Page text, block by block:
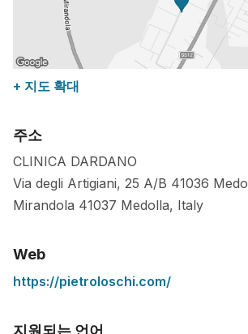
+ 지도 확대
주소
CLINICA DARDANO
Via degli Artigiani, 25 A/B 41036
Mirandola 41037 Medolla, Italy
Web
https://pietroloschi.com/
지원되는 언어